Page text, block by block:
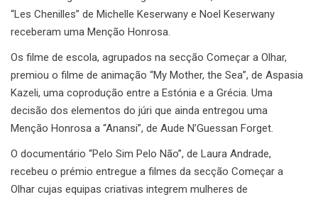
“Les Chenilles” de Michelle Keserwany e Noel Keserwany
receberam uma Menção Honrosa.
Os filme de escola, agrupados na secção Começar a Olhar,
premiou o filme de animação “My Mother, the Sea”, de Aspasia
Kazeli, uma coprodução entre a Estónia e a Grécia. Uma
decisão dos elementos do júri que ainda entregou uma
Menção Honrosa a “Anansi”, de Aude N’Guessan Forget.
O documentário “Pelo Sim Pelo Não”, de Laura Andrade,
recebeu o prémio entregue a filmes da secção Começar a
Olhar cujas equipas criativas integrem mulheres de